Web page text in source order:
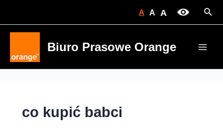
A A A
Biuro Prasowe Orange
co kupić babci